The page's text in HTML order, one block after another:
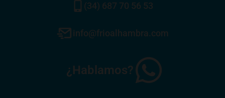
(34) 687 70 56 53
info@frioalhambra.com
¿Hablamos?